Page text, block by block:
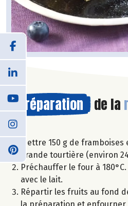
Préparation de la
Mettre 150 g de
grande tourtière (environ
Préchauffer le four à
avec le lait.
Répartir les fruits au fond
la préparation et enfourner